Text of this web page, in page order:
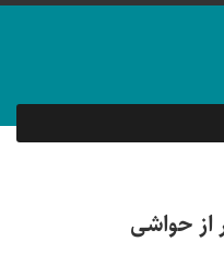
از حواشی